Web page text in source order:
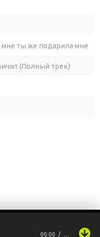
ты же подарила мне
(Полный трек)
00:00